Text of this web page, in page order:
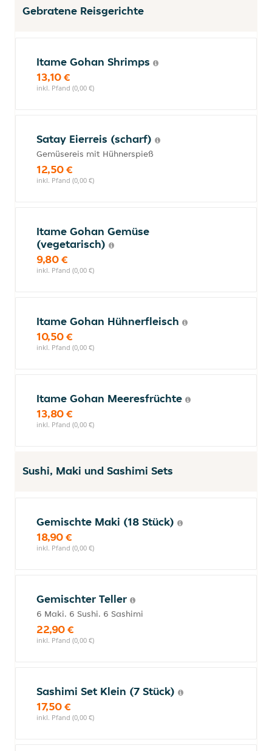
Gebratene Reisgerichte
Itame Gohan Shrimps
13,10 €
inkl. Pfand (0,00 €)
Satay Eierreis (scharf)
Gemüsereis mit Hühnerspieß
12,50 €
inkl. Pfand (0,00 €)
Itame Gohan Gemüse
(vegetarisch)
9,80 €
inkl. Pfand (0,00 €)
Itame Gohan Hühnerfleisch
10,50 €
inkl. Pfand (0,00 €)
Itame Gohan Meeresfrüchte
13,80 €
inkl. Pfand (0,00 €)
Sushi, Maki und Sashimi Sets
Gemischte Maki (18 Stück)
18,90 €
inkl. Pfand (0,00 €)
Gemischter Teller
6 Maki. 6 Sushi. 6 Sashimi
22,90 €
inkl. Pfand (0,00 €)
Sashimi Set Klein (7 Stück)
17,50 €
inkl. Pfand (0,00 €)